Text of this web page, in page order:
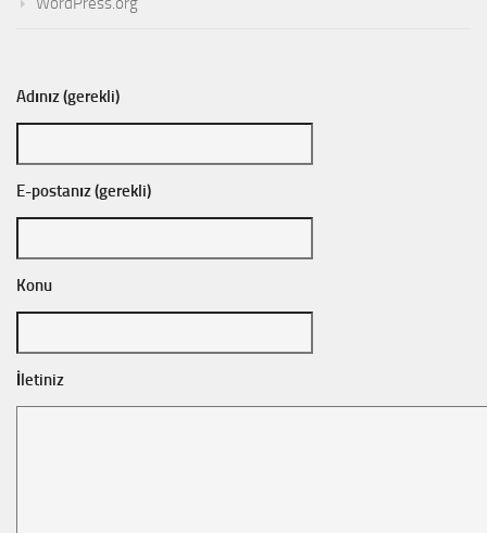
Adınız (gerekli)
E-postanız (gerekli)
Konu
İletiniz